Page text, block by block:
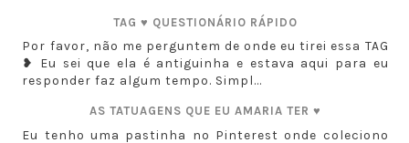
TAG ♥ QUESTIONÁRIO RÁPIDO
Por favor, não me perguntem de onde eu tirei essa TAG
❥ Eu sei que ela é antiguinha e estava aqui para eu
responder faz algum tempo. Simpl...
AS TATUAGENS QUE EU AMARIA TER ♥
Eu tenho uma pastinha no Pinterest onde coleciono